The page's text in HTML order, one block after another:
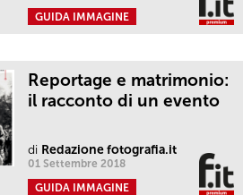
GUIDA IMMAGINE
Reportage e matrimonio:
il racconto di un evento
di Redazione fotografia.it
01 Settembre 2018
GUIDA IMMAGINE